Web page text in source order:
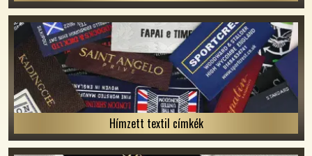
Hímzett textil címkék